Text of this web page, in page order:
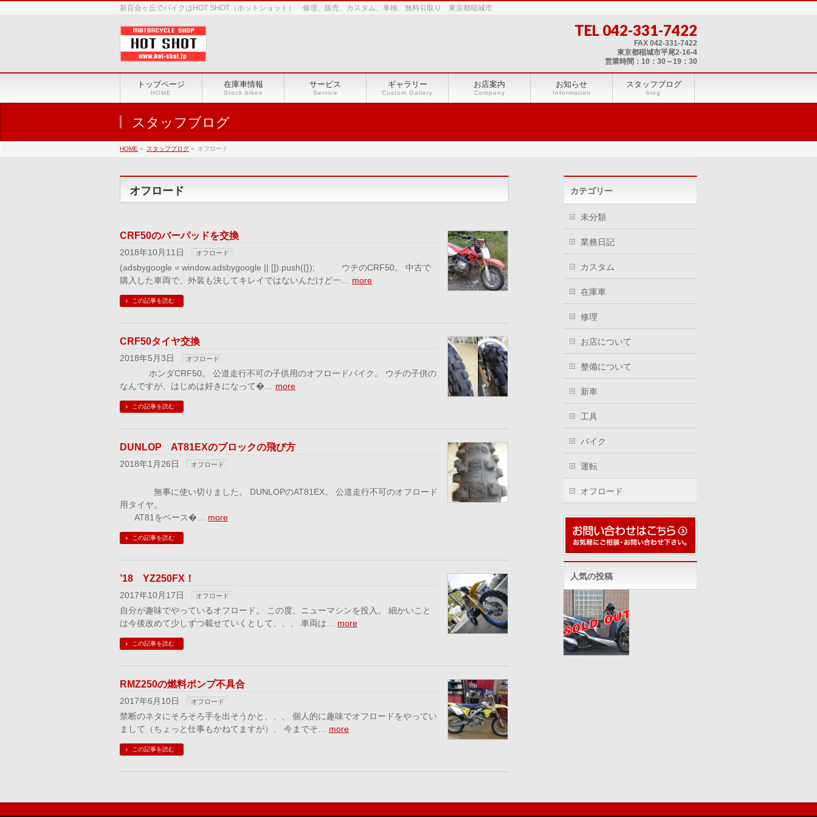
新百合ヶ丘でバイクはHOT SHOT（ホットショット） 修理、販売、カスタム、車検、無料引取り 東京都稲城市
TEL 042-331-7422
FAX 042-331-7422
東京都稲城市平尾2-16-4
営業時間：10：30～19：30
トップページ
HOME
在庫車情報
Stock bikes
サービス
Service
ギャラリー
Custom Gallery
お店案内
Company
お知らせ
Information
スタッフブログ
blog
スタッフブログ
HOME » スタッフブログ » オフロード
オフロード
CRF50のバーパッドを交換
2018年10月11日 オフロード
(adsbygoogle = window.adsbygoogle || []).push({}); ウチのCRF50。 中古で
購入した車両で、外装も決してキレイではないんだけど一… more
この記事を読む
CRF50タイヤ交換
2018年5月3日 オフロード
ホンダCRF50。 公道走行不可の子供用のオフロードバイク。 ウチの子供の
なんですが、はじめは好きになって�… more
この記事を読む
DUNLOP AT81EXのブロックの飛び方
2018年1月26日 オフロード
無事に使い切りました。 DUNLOPのAT81EX。 公道走行不可のオフロード
用タイヤ。
AT81をベース�… more
この記事を読む
’18 YZ250FX！
2017年10月17日 オフロード
自分が趣味でやっているオフロード。 この度、ニューマシンを投入。 細かいこと
は今後改めて少しずつ載せていくとして、、、 車両は… more
この記事を読む
RMZ250の燃料ポンプ不具合
2017年6月10日 オフロード
禁断のネタにそろそろ手を出そうかと、、、 個人的に趣味でオフロードをやってい
まして（ちょっと仕事もかねてますが）、 今までそ… more
この記事を読む
カテゴリー
未分類
業務日記
カスタム
在庫車
修理
お店について
整備について
新車
工具
バイク
運転
オフロード
人気の投稿